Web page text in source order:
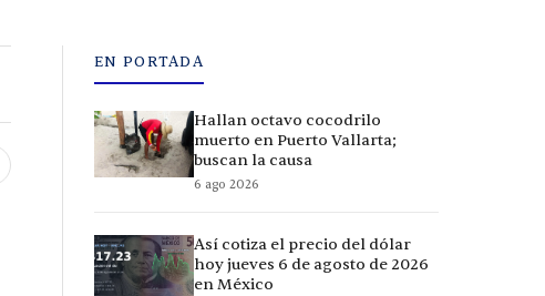
EN PORTADA
Hallan octavo cocodrilo
muerto en Puerto Vallarta;
buscan la causa
6 ago 2026
Así cotiza el precio del dólar
hoy jueves 6 de agosto de 2026
en México